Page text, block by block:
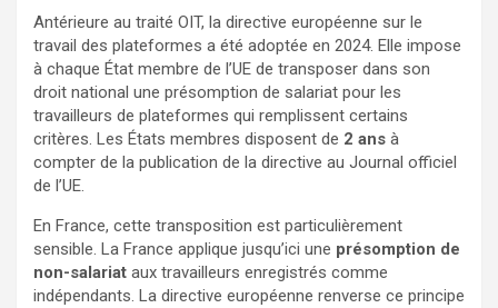
Antérieure au traité OIT, la directive européenne sur le
travail des plateformes a été adoptée en 2024. Elle impose
à chaque État membre de l’UE de transposer dans son
droit national une présomption de salariat pour les
travailleurs de plateformes qui remplissent certains
critères. Les États membres disposent de 2 ans à
compter de la publication de la directive au Journal officiel
de l’UE.
En France, cette transposition est particulièrement
sensible. La France applique jusqu’ici une présomption de
non-salariat aux travailleurs enregistrés comme
indépendants. La directive européenne renverse ce principe